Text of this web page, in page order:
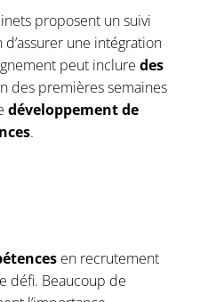
proposent un suivi
d’assurer une intégration
peut inclure des
des premières semaines
développement de
.
en recrutement
défi. Beaucoup de